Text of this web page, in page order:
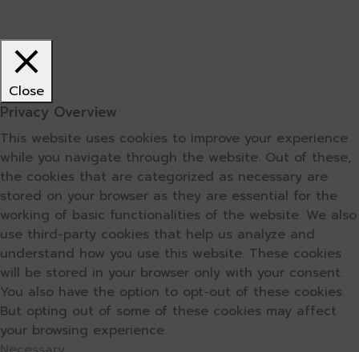
Close
Privacy Overview
This website uses cookies to improve your experience
while you navigate through the website. Out of these,
the cookies that are categorized as necessary are
stored on your browser as they are essential for the
working of basic functionalities of the website. We also
use third-party cookies that help us analyze and
understand how you use this website. These cookies
will be stored in your browser only with your consent.
You also have the option to opt-out of these cookies.
But opting out of some of these cookies may affect
your browsing experience.